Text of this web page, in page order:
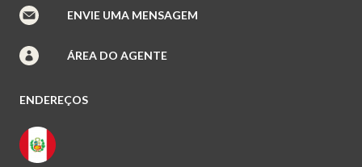
ENVIE UMA MENSAGEM
ÁREA DO AGENTE
ENDEREÇOS